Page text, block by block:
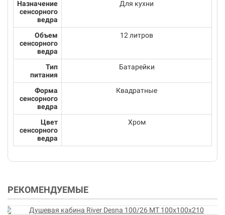
Назначение
сенсорного
ведра
Для кухни
Объем
сенсорного
ведра
12 литров
Тип
питания
Батарейки
Форма
сенсорного
ведра
Квадратные
Цвет
сенсорного
ведра
Хром
РЕКОМЕНДУЕМЫЕ